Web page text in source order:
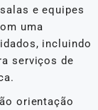
e equipes
uma
incluindo
serviços de
orientação